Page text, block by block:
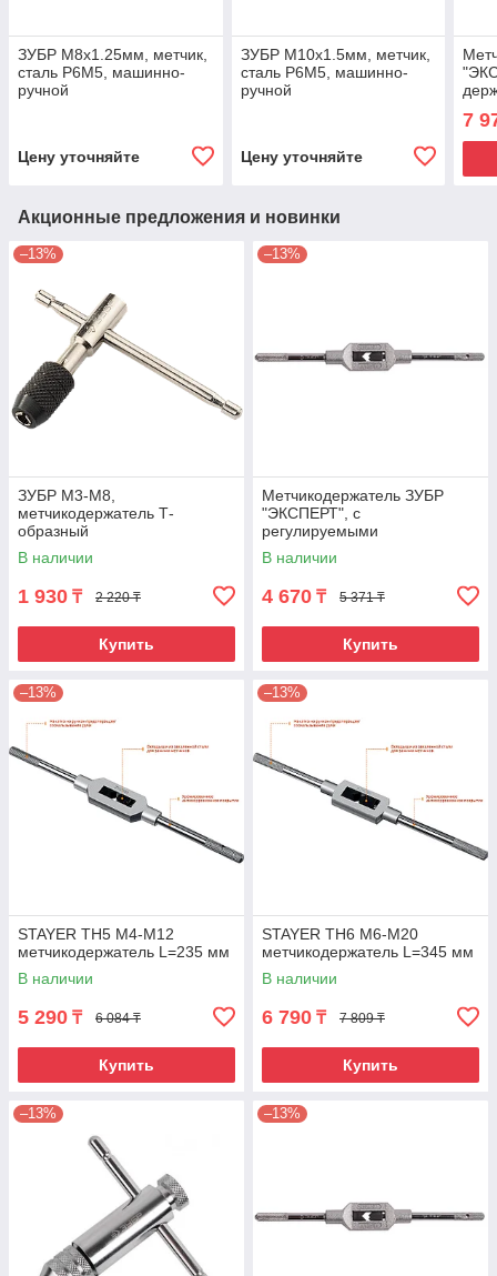
ЗУБР М8x1.25мм, метчик,
сталь Р6М5, машинно-
ручной
Цену уточняйте
ЗУБР М10x1.5мм, метчик,
сталь Р6М5, машинно-
ручной
Цену уточняйте
М5-
7
Акционные предложения и новинки
–13%
ЗУБР М3-М8,
метчикодержатель Т-
образный
В наличии
1 930 ₸ 2 220 ₸
Купить
–13%
Метчикодержатель ЗУБР
"ЭКСПЕРТ", с
регулируемыми
вкладышами, №2 М4-М12 L-
280мм
В наличии
4 670 ₸ 5 371 ₸
Купить
–13%
STAYER TH5 М4-М12
метчикодержатель L=235 мм
В наличии
5 290 ₸ 6 084 ₸
Купить
–13%
STAYER TH6 М6-М20
метчикодержатель L=345 мм
В наличии
6 790 ₸ 7 809 ₸
Купить
–13% –13%